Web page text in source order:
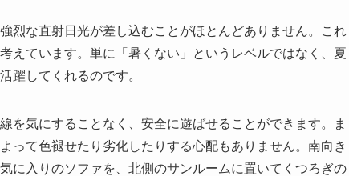
烈な直射日光が差し込むことがほとんどありません。これ
えています。単に「暑くない」というレベルではなく、夏
躍してくれるのです。
を気にすることなく、安全に遊ばせることができます。ま
って色褪せたり劣化したりする心配もありません。南向き
に入りのソファを、北側のサンルームに置いてくつろぎの